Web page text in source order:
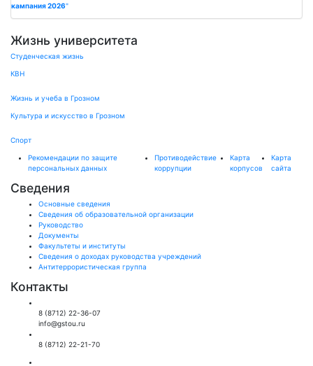
кампания 2026"
Жизнь университета
Студенческая жизнь
КВН
Жизнь и учеба в Грозном
Культура и искусство в Грозном
Спорт
Рекомендации по защите
персональных данных
Противодействие
коррупции
Карта
корпусов
Карта
сайта
Сведения
Основные сведения
Сведения об образовательной организации
Руководство
Документы
Факультеты и институты
Сведения о доходах руководства учреждений
Антитеррористическая группа
Контакты
8 (8712) 22-36-07
info@gstou.ru
8 (8712) 22-21-70